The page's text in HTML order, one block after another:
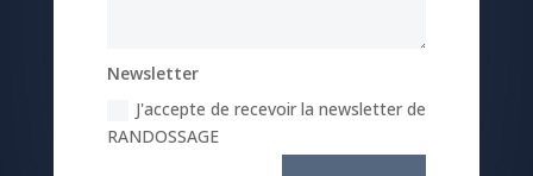
Newsletter
J'accepte de recevoir la newsletter de
RANDOSSAGE